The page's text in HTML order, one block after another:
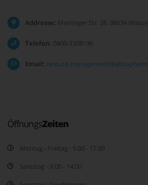
Addresse: Meininger Str. 26, 98634
Telefon: 0800-3308196
Email: retoure-management@abis-
ÖffnungsZeiten
Montag - Freitag - 9.00 - 17.00
Samstag - 9.00 - 14.00